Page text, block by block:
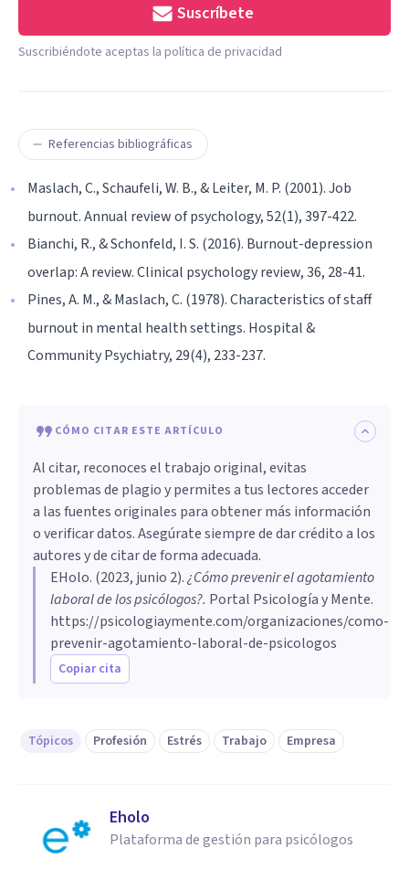
Suscríbete
Suscribiéndote aceptas la política de privacidad
Referencias bibliográficas
Maslach, C., Schaufeli, W. B., & Leiter, M. P. (2001). Job
burnout. Annual review of psychology, 52(1), 397-422.
Bianchi, R., & Schonfeld, I. S. (2016). Burnout-depression
overlap: A review. Clinical psychology review, 36, 28-41.
Pines, A. M., & Maslach, C. (1978). Characteristics of staff
burnout in mental health settings. Hospital &
Community Psychiatry, 29(4), 233-237.
CÓMO CITAR ESTE ARTÍCULO
Al citar, reconoces el trabajo original, evitas
problemas de plagio y permites a tus lectores acceder
a las fuentes originales para obtener más información
o verificar datos. Asegúrate siempre de dar crédito a los
autores y de citar de forma adecuada.
EHolo. (2023, junio 2).¿Cómo prevenir el agotamiento
laboral de los psicólogos?. Portal Psicología y Mente.
https://psicologiaymente.com/organizaciones/como-
prevenir-agotamiento-laboral-de-psicologos
Copiar cita
Tópicos Profesión Estrés Trabajo Empresa
Eholo
Plataforma de gestión para psicólogos